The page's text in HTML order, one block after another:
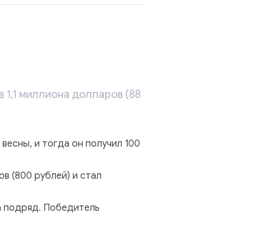
миллиона долларов (88
и тогда он получил 100
(800 рублей) и стал
подряд. Победитель